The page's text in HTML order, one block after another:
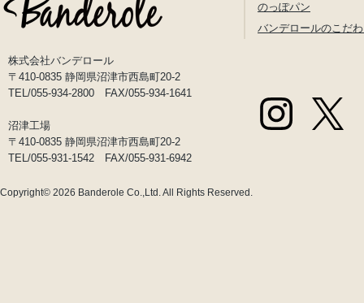
株式会社バンデロール
〒410-0835 静岡県沼津市西島町20-2
TEL/055-934-2800 FAX/055-934-1641
沼津工場
〒410-0835 静岡県沼津市西島町20-2
TEL/055-931-1542 FAX/055-931-6942
のっぽパン
バンデロールのこだ
Copyright© 2026 Banderole Co.,Ltd.All Rights Reserved.